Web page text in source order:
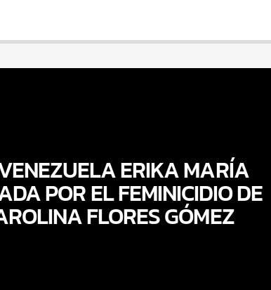
ERIKA MARÍA
POR EL FEMINICIDIO DE
FLORES GÓMEZ